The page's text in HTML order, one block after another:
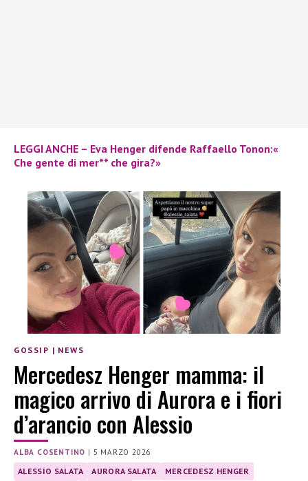
LEGGI ANCHE – Eva Henger difende Raffaello Tonon:«
Che gente di mer** che gira?»
GOSSIP | NEWS
Mercedesz Henger mamma: il
magico arrivo di Aurora e i fiori
d’arancio con Alessio
ALBA COSENTINO | 5 MARZO 2026
ALESSIO SALATA AURORA SALATA MERCEDESZ HENGER